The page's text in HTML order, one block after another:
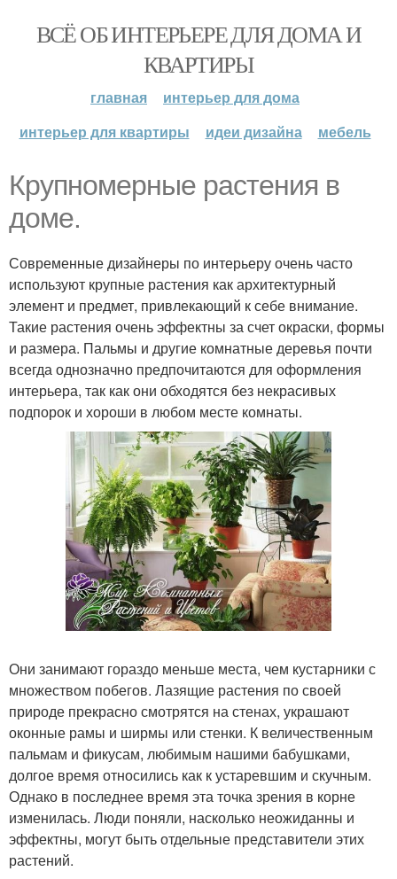
ВСЁ ОБ ИНТЕРЬЕРЕ ДЛЯ ДОМА И
КВАРТИРЫ
главная
интерьер для дома
интерьер для квартиры
идеи дизайна мебель
Крупномерные растения в
доме.
Современные дизайнеры по интерьеру очень часто
используют крупные растения как архитектурный
элемент и предмет, привлекающий к себе внимание.
Такие растения очень эффектны за счет окраски, формы
и размера. Пальмы и другие комнатные деревья почти
всегда однозначно предпочитаются для оформления
интерьера, так как они обходятся без некрасивых
подпорок и хороши в любом месте комнаты.
Они занимают гораздо меньше места, чем кустарники с
множеством побегов. Лазящие растения по своей
природе прекрасно смотрятся на стенах, украшают
оконные рамы и ширмы или стенки. К величественным
пальмам и фикусам, любимым нашими бабушками,
долгое время относились как к устаревшим и скучным.
Однако в последнее время эта точка зрения в корне
изменилась. Люди поняли, насколько неожиданны и
эффектны, могут быть отдельные представители этих
растений.